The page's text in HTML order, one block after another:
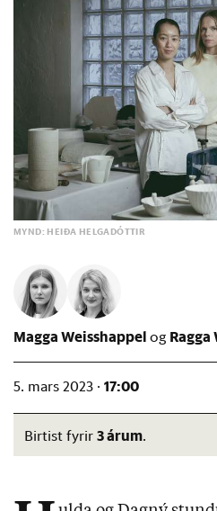
MYND: HEIÐA HELGADÓTTIR
Magga Weisshappel Ragga
5. mars 2023 · 17:00
Birtist fyrir 3 árum.